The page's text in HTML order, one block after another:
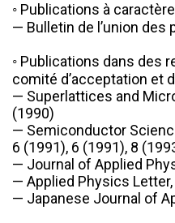
◦ Publications à
— Bulletin de l’union des
◦ Publications dans des
comité d’acceptation et
— Superlattices and
(1990)
— Semiconductor
6 (1991), 6 (1991), 8
— Journal of Applied
— Applied Physics
— Japanese Journal of